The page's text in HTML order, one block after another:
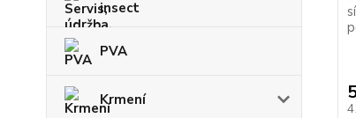
insect
PVA
Krmení